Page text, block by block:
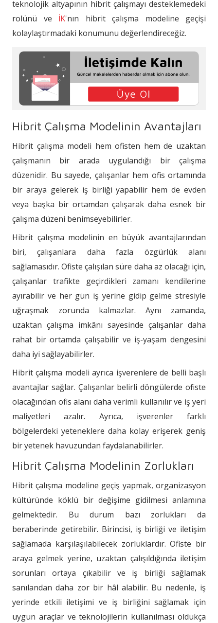
teknolojik altyapının hibrit çalışmayı desteklemedeki
rolünü ve İK'nın hibrit çalışma modeline geçişi
kolaylaştırmadaki konumunu değerlendireceğiz.
Hibrit Çalışma Modelinin Avantajları
Hibrit çalışma modeli hem ofisten hem de uzaktan
çalışmanın bir arada uygulandığı bir çalışma
düzenidir. Bu sayede, çalışanlar hem ofis ortamında
bir araya gelerek iş birliği yapabilir hem de evden
veya başka bir ortamdan çalışarak daha esnek bir
çalışma düzeni benimseyebilirler.
Hibrit çalışma modelinin en büyük avantajlarından
biri, çalışanlara daha fazla özgürlük alanı
sağlamasıdır. Ofiste çalışılan süre daha az olacağı için,
çalışanlar trafikte geçirdikleri zamanı kendilerine
ayırabilir ve her gün iş yerine gidip gelme stresiyle
uğraşmak zorunda kalmazlar. Aynı zamanda,
uzaktan çalışma imkânı sayesinde çalışanlar daha
rahat bir ortamda çalışabilir ve iş-yaşam dengesini
daha iyi sağlayabilirler.
Hibrit çalışma modeli ayrıca işverenlere de belli başlı
avantajlar sağlar. Çalışanlar belirli döngülerde ofiste
olacağından ofis alanı daha verimli kullanılır ve iş yeri
maliyetleri azalır. Ayrıca, işverenler farklı
bölgelerdeki yeteneklere daha kolay erişerek geniş
biryetenek havuzundan faydalanabilirler.
Hibrit Çalışma Modelinin Zorlukları
Hibrit çalışma modeline geçiş yapmak, organizasyon
kültüründe köklü bir değişime gidilmesi anlamına
gelmektedir. Bu durum bazı zorlukları da
beraberinde getirebilir. Birincisi, iş birliği ve iletişim
sağlamada karşılaşılabilecek zorluklardır. Ofiste bir
araya gelmek yerine, uzaktan çalışıldığında iletişim
sorunları ortaya çıkabilir ve iş birliği sağlamak
sanılandan daha zor bir hâl alabilir. Bu nedenle, iş
yerinde etkili iletişimi ve iş birliğini sağlamak için
uygun araçlar ve teknolojilerin kullanılması oldukça